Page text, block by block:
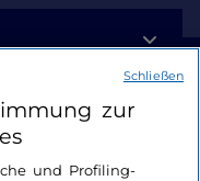
zur
und Profiling-
Schließen